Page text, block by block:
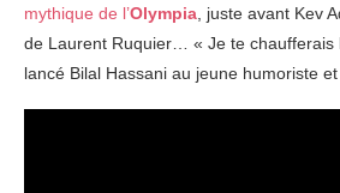
mythique de l’Olympia , juste avant Kev
de Laurent Ruquier… « Je te chaufferais
lancé Bilal Hassani au jeune humoriste et